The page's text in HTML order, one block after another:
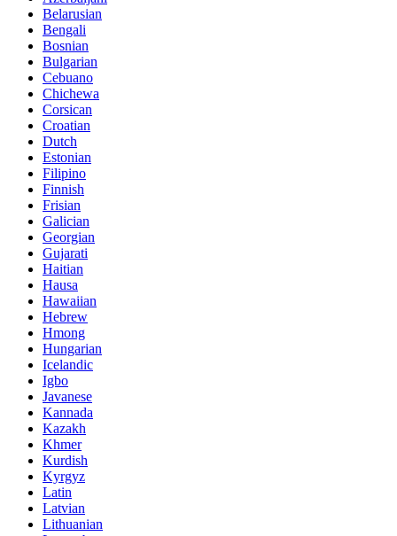
Belarusian
Bengali
Bosnian
Bulgarian
Cebuano
Chichewa
Corsican
Croatian
Dutch
Estonian
Filipino
Finnish
Frisian
Galician
Georgian
Gujarati
Haitian
Hausa
Hawaiian
Hebrew
Hmong
Hungarian
Icelandic
Igbo
Javanese
Kannada
Kazakh
Khmer
Kurdish
Kyrgyz
Latin
Latvian
Lithuanian